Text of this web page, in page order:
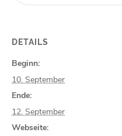
DETAILS
Beginn:
10. September
Ende:
12. September
Webseite: